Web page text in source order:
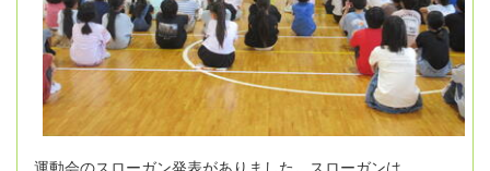
運動会のスローガン発表がありました。スローガンは